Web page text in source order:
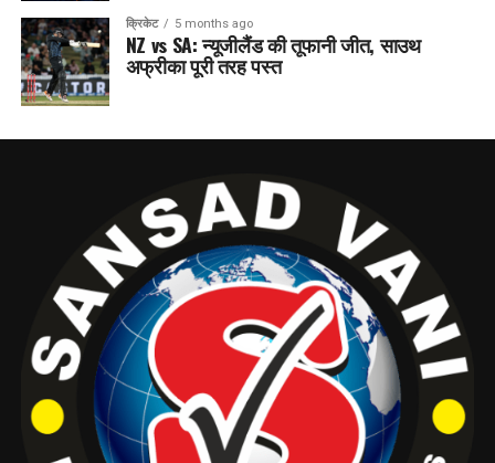
क्रिकेट 5 months ago
NZ vs SA: न्यूजीलैंड की तूफानी जीत, साउथ
अफ्रीका पूरी तरह पस्त